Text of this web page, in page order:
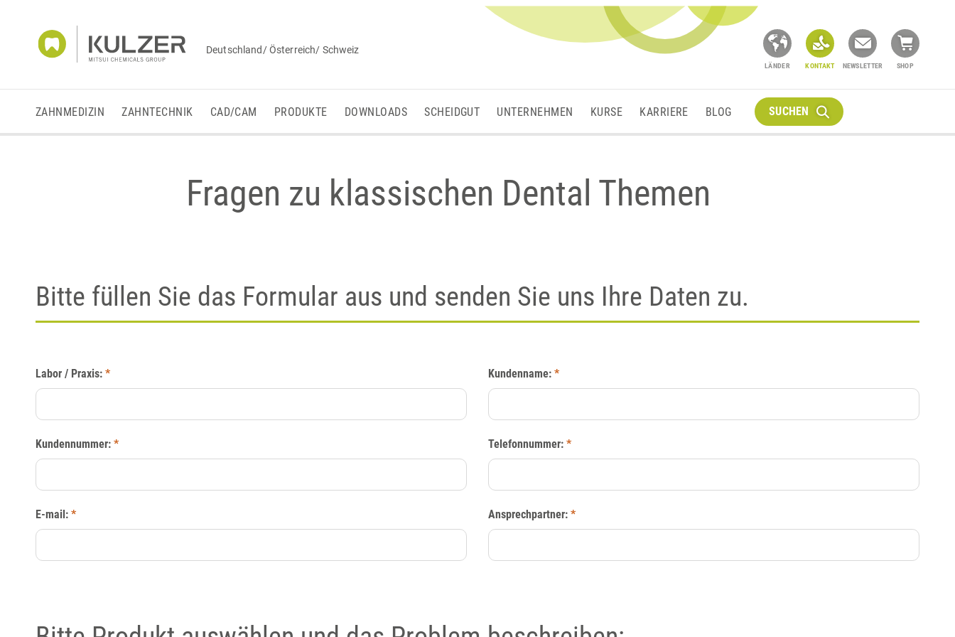
Deutschland/ Österreich/ Schweiz
LÄNDER KONTAKT NEWSLETTER SHOP
ZAHNMEDIZIN ZAHNTECHNIK CAD/CAM PRODUKTE DOWNLOADS SCHEIDGUT UNTERNEHMEN KURSE KARRIERE BLOG SUCHEN
Fragen zu klassischen Dental Themen
Bitte füllen Sie das Formular aus und senden Sie uns Ihre Daten zu.
Labor / Praxis: * Kundenname: *
Kundennummer: * Telefonnummer: *
E-mail: * Ansprechpartner: *